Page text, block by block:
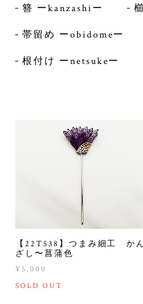
簪 ーkanzashiー
帯留め ーobidomeー
根付け ーnetsukeー
【22T538】つまみ細工 かん
ざし〜菖蒲色
¥5,000
SOLD OUT